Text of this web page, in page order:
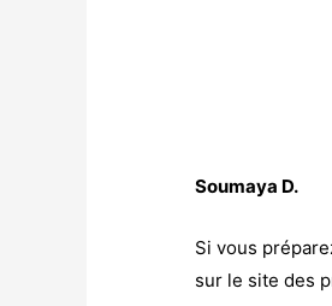
Soumaya D.
Si vous
sur le site des